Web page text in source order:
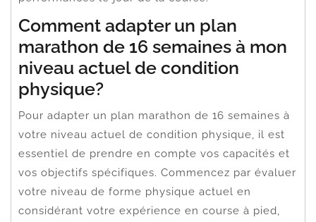
Comment adapter un plan
marathon de 16 semaines à mon
niveau actuel de condition
physique?
Pour adapter un plan marathon de 16 semaines à
votre niveau actuel de condition physique, il est
essentiel de prendre en compte vos capacités et
vos objectifs spécifiques. Commencez par évaluer
votre niveau de forme physique actuel en
considérant votre expérience en course à pied,